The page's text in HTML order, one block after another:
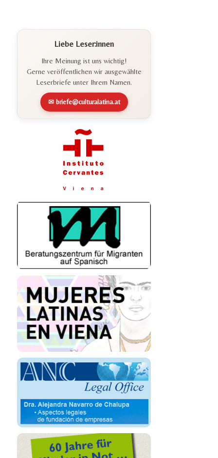
Liebe Leser:innen
Ihre Meinung ist uns wichtig!
Gerne veröffentlichen wir ausgewählte
Leserbriefe unter Ihrem Namen.
✉ briefe@culturalatina.at